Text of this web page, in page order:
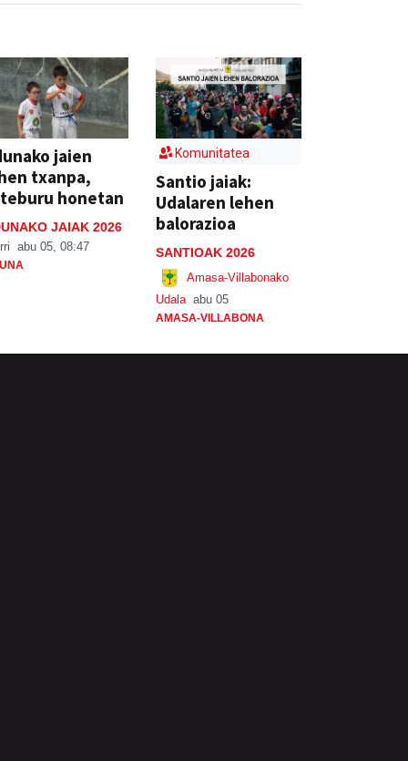
jaien
txanpa,
honetan
JAIAK 2026
abu 05, 08:47
Komunitatea
Santio jaiak:
Udalaren lehen
balorazioa
SANTIOAK 2026
Amasa-Villabonako
Udala abu 05
AMASA-VILLABONA